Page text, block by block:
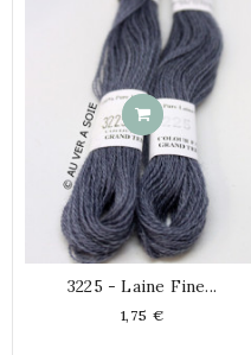
3225 - Laine Fine...
Prix
1,75 €